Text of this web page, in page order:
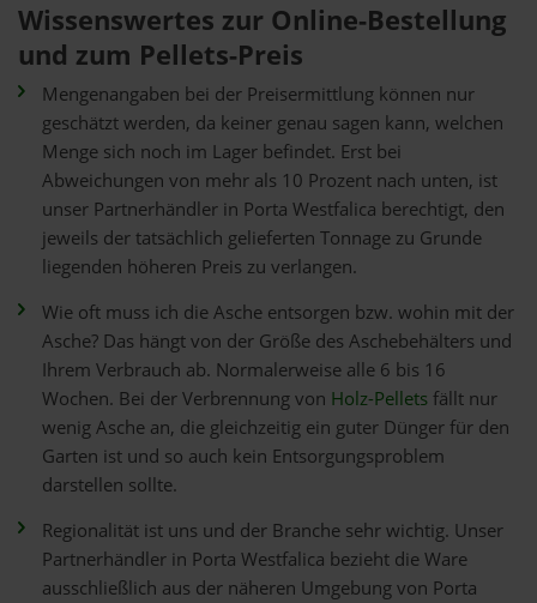
Wissenswertes zur Online-Bestellung
und zum Pellets-Preis
Mengenangaben bei der Preisermittlung können nur
geschätzt werden, da keiner genau sagen kann, welchen
Menge sich noch im Lager befindet. Erst bei
Abweichungen von mehr als 10 Prozent nach unten, ist
unser Partnerhändler in Porta Westfalica berechtigt, den
jeweils der tatsächlich gelieferten Tonnage zu Grunde
liegenden höheren Preis zu verlangen.
Wie oft muss ich die Asche entsorgen bzw. wohin mit der
Asche? Das hängt von der Größe des Aschebehälters und
Ihrem Verbrauch ab. Normalerweise alle 6 bis 16
Wochen. Bei der Verbrennung von Holz-Pelletsfällt nur
wenig Asche an, die gleichzeitig ein guter Dünger für den
Garten ist und so auch kein Entsorgungsproblem
darstellen sollte.
Regionalität ist uns und der Branche sehr wichtig. Unser
Partnerhändler in Porta Westfalica bezieht die Ware
ausschließlich aus der näheren Umgebung von Porta